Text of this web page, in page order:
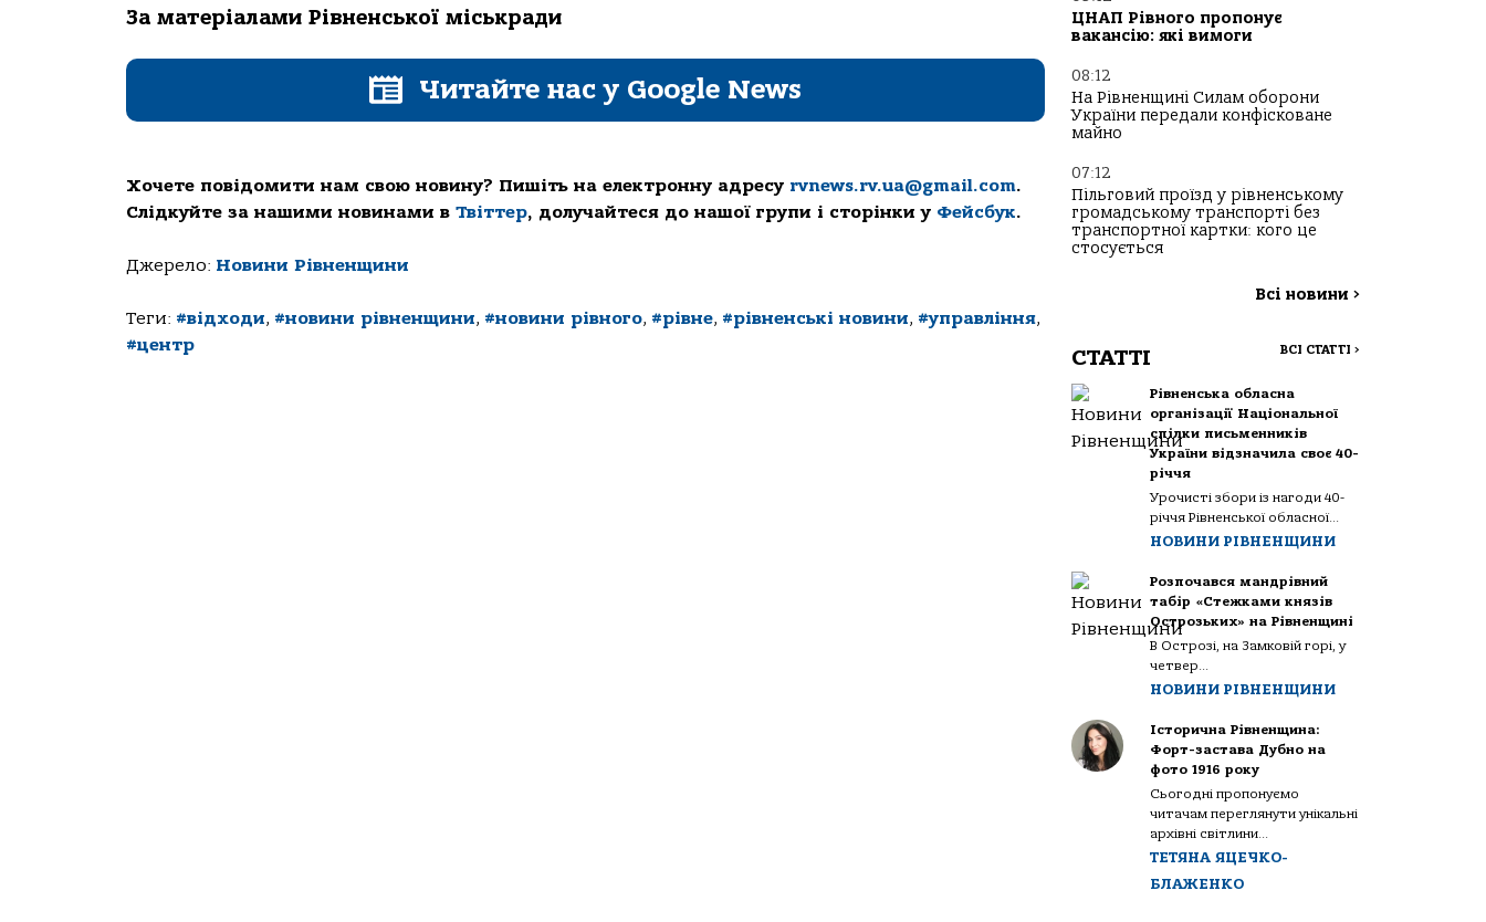
За матеріалами Рівненської міськради
Читайте нас у Google News
Хочете повідомити нам свою новину? Пишіть на електронну адресу rvnews.rv.ua@gmail.com.
Слідкуйте за нашими новинами в Твіттер, долучайтеся до нашої групи і сторінки у Фейсбук.
Джерело: Новини Рівненщини
Теги: #відходи, #новини рівненщини, #новини рівного, #рівне, #рівненські новини, #управління,
#центр
ЦНАП Рівного пропонує
вакансію: які вимоги
08:12
На Рівненщині Силам оборони
України передали конфісковане
майно
07:12
Пільговий проїзд у рівненському
громадському транспорті без
транспортної картки: кого це
стосується
Всі новини >
СТАТТІ ВСІ СТАТТІ >
Рівненська обласна
організації Національної
спілки письменників
України відзначила своє 40-
річчя
Урочисті збори із нагоди 40-
річчя Рівненської обласної...
НОВИНИ РІВНЕНЩИНИ
Розпочався мандрівний
табір «Стежками князів
Острозьких» на Рівненщині
В Острозі, на Замковій горі, у
четвер...
НОВИНИ РІВНЕНЩИНИ
Історична Рівненщина:
Форт-застава Дубно на
фото 1916 року
Сьогодні пропонуємо
читачам переглянути унікальні
архівні світлини...
ТЕТЯНА ЯЦЕЧКО-
БЛАЖЕНКО